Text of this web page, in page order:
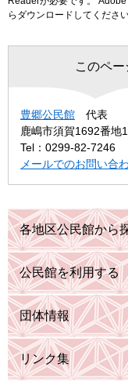
らダウンロードしてくださ
このペ
豊郷公民館
代表
鹿嶋市須賀1692番地1
Tel：0299-82-7246
メールでのお問い合
各地区公民館から
公民館を利用する
団体情報
リンク集